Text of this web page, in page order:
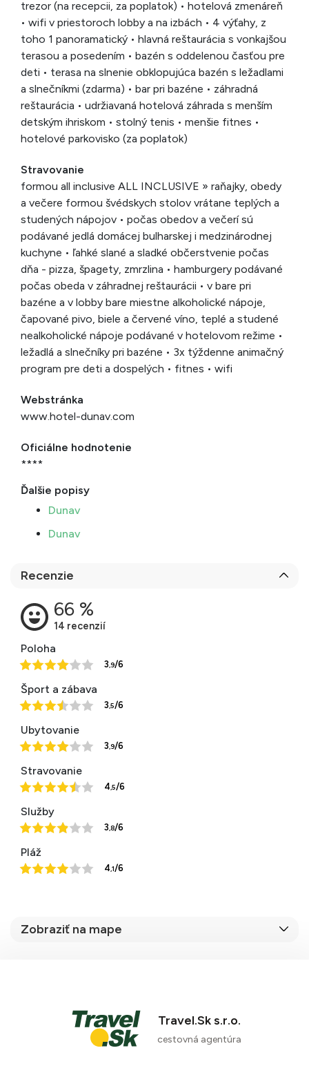
trezor (na recepcii, za poplatok) • hotelová zmenáreň
• wifi v priestoroch lobby a na izbách • 4 výťahy, z
toho 1 panoramatický • hlavná reštaurácia s vonkajšou
terasou a posedením • bazén s oddelenou časťou pre
deti • terasa na slnenie obklopujúca bazén s ležadlami
a slnečníkmi (zdarma) • bar pri bazéne • záhradná
reštaurácia • udržiavaná hotelová záhrada s menším
detským ihriskom • stolný tenis • menšie fitnes •
hotelové parkovisko (za poplatok)
Stravovanie
formou all inclusive ALL INCLUSIVE » raňajky, obedy
a večere formou švédskych stolov vrátane teplých a
studených nápojov • počas obedov a večerí sú
podávané jedlá domácej bulharskej i medzinárodnej
kuchyne • ľahké slané a sladké občerstvenie počas
dňa - pizza, špagety, zmrzlina • hamburgery podávané
počas obeda v záhradnej reštaurácii • v bare pri
bazéne a v lobby bare miestne alkoholické nápoje,
čapované pivo, biele a červené víno, teplé a studené
nealkoholické nápoje podávané v hotelovom režime •
ležadlá a slnečníky pri bazéne • 3x týždenne animačný
program pre deti a dospelých • fitnes • wifi
Webstránka
www.hotel-dunav.com
Oficiálne hodnotenie
****
Ďalšie popisy
Dunav
Dunav
Recenzie
Poloha
3,9/6
Šport a zábava
3,5/6
Ubytovanie
3,9/6
Stravovanie
4,5/6
Služby
3,8/6
Pláž
4,1/6
Zobraziť na mape
Travel.Sk s.r.o.
cestovná agentúra